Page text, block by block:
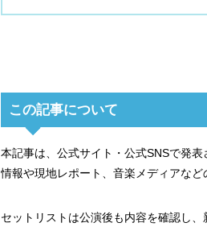
この記事について
本記事は、公式サイト・公式SNSで発
情報や現地レポート、音楽メディアな
セットリストは公演後も内容を確認し